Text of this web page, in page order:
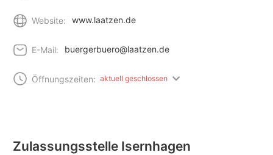
Website: www.laatzen.de
E-Mail: buergerbuero@laatzen.de
Öffnungszeiten: aktuell geschlossen
Zulassungsstelle Isernhagen